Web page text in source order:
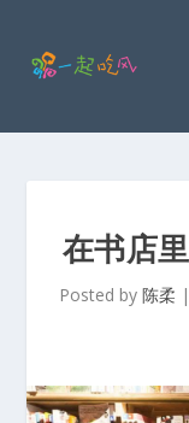
在书店
Posted by 陈柔 |